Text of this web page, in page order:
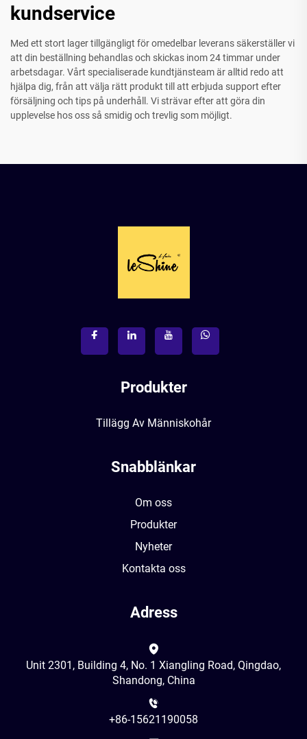
kundservice
Med ett stort lager tillgängligt för omedelbar leverans säkerställer vi
att din beställning behandlas och skickas inom 24 timmar under
arbetsdagar. Vårt specialiserade kundtjänsteam är alltid redo att
hjälpa dig, från att välja rätt produkt till att erbjuda support efter
försäljning och tips på underhåll. Vi strävar efter att göra din
upplevelse hos oss så smidig och trevlig som möjligt.
Produkter
Tillägg Av Människohår
Snabblänkar
Om oss
Produkter
Nyheter
Kontakta oss
Adress
Unit 2301, Building 4, No. 1 Xiangling Road, Qingdao,
Shandong, China
+86-15621190058